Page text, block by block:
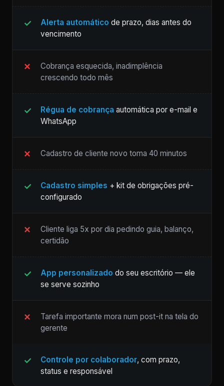
Alerta automático de prazo, dias antes do
vencimento
Cobrança esquecida, inadimplência
crescendo todo mês
Régua de cobrança automática por e-mail e
WhatsApp
Cadastro de cliente novo toma 40 minutos
Cadastro simples + kit de obrigações pré-
configurado
Cliente liga 5x por dia pedindo guia, balanço,
certidão
App personalizado do seu escritório — ele
se serve sozinho
Tarefa importante mora num post-it na tela do
gerente
Controle por colaborador, com prazo,
status e responsável